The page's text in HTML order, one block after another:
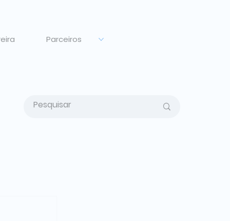
Parceiros